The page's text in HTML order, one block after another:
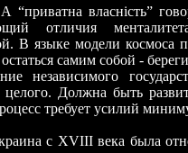
А “приватна власність”
отличия
В языке модели космоса
самим собой -
целого. Должна быть
требует усилий
с XVIII века была